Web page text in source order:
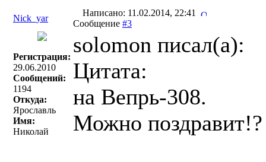
Nick_yar
Написано: 11.02.2014, 22:41
Сообщение #3
Регистрация:
29.06.2010
Сообщений:
1194
Откуда:
Ярославль
Имя:
Николай
solomon писал(a):
Цитата:
на Вепрь-308.
Можно поздравит!?